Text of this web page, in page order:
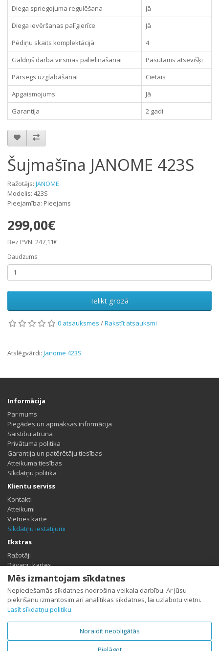
Diega spriegojuma regulēšana
Jā
Diega ievēršanas palīgierīce
Jā
Pēdiņu skaits komplektācijā
4
Galdiņš darba virsmas palielināšanai
Pasūtāms atsevišķi
Pārsegs uzglabāšanai
Cietais
Apgaismojums
Jā
Garantija
2 gadi
Šujmašīna JANOME 423S
Ražotājs: JANOME
Modelis: 423S
Pieejamība: Pieejams
299,00€
Bez PVN: 247,11€
Daudzums
Ielikt grozā
0 atsauksmes /Rakstīt atsauksmi
Atslēgvārdi: Janome 423S
Informācija
Par mums
Piegādes un apmaksas informācija
Saistību atruna
Privātuma politika
Garantija un patērētāju tiesības
Atteikuma tiesības
Sīkdatņu politika
Klientu serviss
Kontakti
Atteikumi
Vietnes karte
Sīkdatņu iestatījumi
Ekstras
Ražotāji
Dāvanu kartes
Partneris
Īpašais piedāvājums
Profils
Profils
Pasūtījumu vēsture
Jaunumi
Mēs izmantojam sīkdatnes
Nepieciešamās sīkdatnes nodrošina veikala darbību. Ar Jūsu
piekrišanu izmantosim arī analītikas sīkdatnes, lai uzlabotu vietni.
Lasīt sīkdatņu politiku
Noraidīt neobligātās